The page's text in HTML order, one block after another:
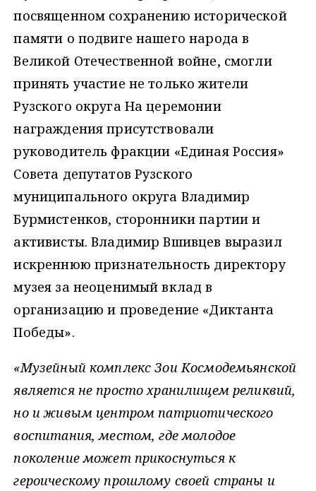
посвященном сохранению исторической
памяти о подвиге нашего народа в
Великой Отечественной войне, смогли
принять участие не только жители
Рузского округа На церемонии
награждения присутствовали
руководитель фракции «Единая Россия»
Совета депутатов Рузского
муниципального округа Владимир
Бурмистенков, сторонники партии и
активисты. Владимир Вшивцев выразил
искреннюю признательность директору
музея за неоценимый вклад в
организацию и проведение «Диктанта
Победы».
«Музейный комплекс Зои Космодемьянской
является не просто хранилищем реликвий,
но и живым центром патриотического
воспитания, местом, где молодое
поколение может прикоснуться к
героическому прошлому своей страны и